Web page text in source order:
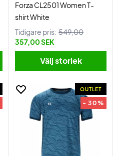
Forza CL2501 Women T-
shirt White
Tidigare pris: 549,00
357,00 SEK
Välj storlek
OUTLET
- 30%